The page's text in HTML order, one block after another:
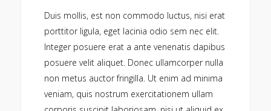
Duis mollis, est non commodo luctus, nisi erat
porttitor ligula, eget lacinia odio sem nec elit.
Integer posuere erat a ante venenatis dapibus
posuere velit aliquet. Donec ullamcorper nulla
non metus auctor fringilla. Ut enim ad minima
veniam, quis nostrum exercitationem ullam